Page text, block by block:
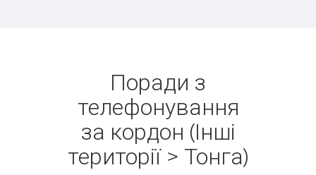
Поради з
телефонування
за кордон (Інші
території > Тонга)